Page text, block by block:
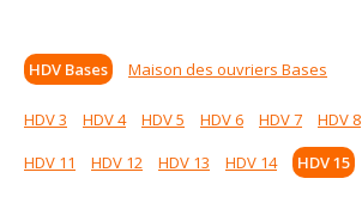
HDV Bases Maison des ouvriers Bases
HDV 3 HDV 4 HDV 5 HDV 6 HDV 7 HDV 8
HDV 11
HDV 12 HDV 13 HDV 14 HDV 15